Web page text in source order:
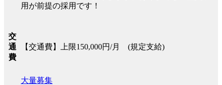
用が前提の採用です！
交
通
費
【交通費】上限150,000円/月 (規定支給)
大量募集